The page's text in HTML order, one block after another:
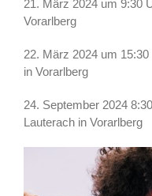
21. März 2024 um 9:30
Vorarlberg
22. März 2024 um
in Vorarlberg
24. September 2024
Lauterach in Vorarlberg